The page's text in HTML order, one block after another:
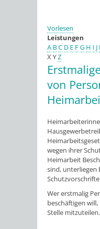
Vorlesen
Leistungen
A BC D E FG H I J
XYZ
von
wegen ihrer
Heimarbeit
sind, unterliegen
Wer erstmalig
beschäftigen
Stelle mitzuteilen.